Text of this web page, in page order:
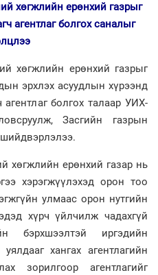
хөгжлийн ерөнхий газрыг
агентлаг болгох саналыг
хөгжлийн ерөнхий газрыг
эрхлэх асуудлын хүрээнд
болгох талаар УИХ-
Засгийн газрын
хөгжлийн ерөнхий газар нь
хэрэгжүүлэхэд орон тоо
улмаас орон нутгийн
хүрч үйлчилж чадахгүй
бэрхшээлтэй иргэдийн
хангах агентлагийн
зорилгоор агентлагийг